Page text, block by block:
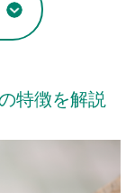
特徴を解説